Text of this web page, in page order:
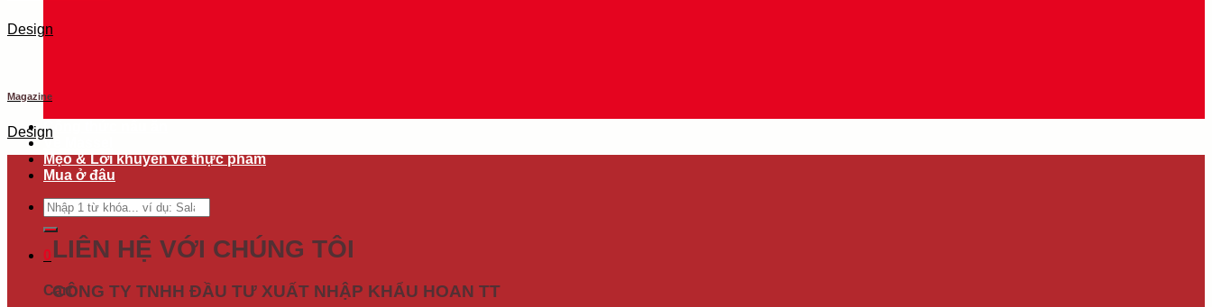
Công thức nấu ăn
Về Massel
Mẹo & Lời khuyên về thực phẩm
Mua ở đâu
Search
for:
0
Cart
Design
Magazine
Design
LIÊN HỆ VỚI CHÚNG TÔI
CÔNG TY TNHH ĐẦU TƯ XUẤT NHẬP KHẨU HOAN TT